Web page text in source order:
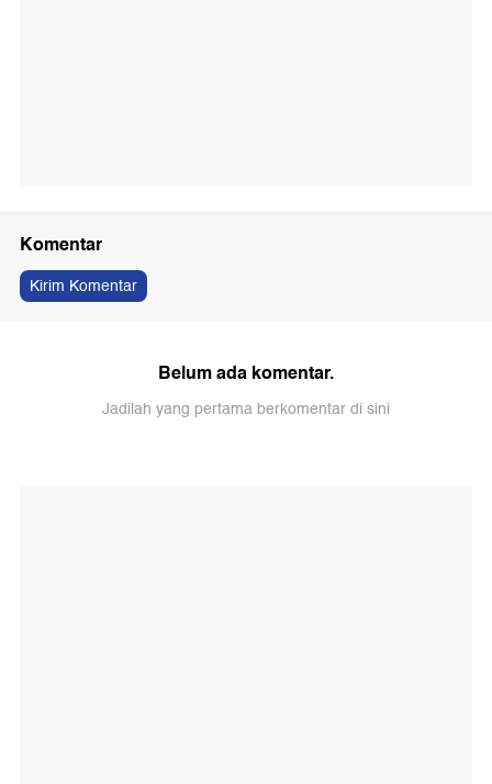
Komentar
Kirim Komentar
Belum ada komentar.
Jadilah yang pertama berkomentar di sini